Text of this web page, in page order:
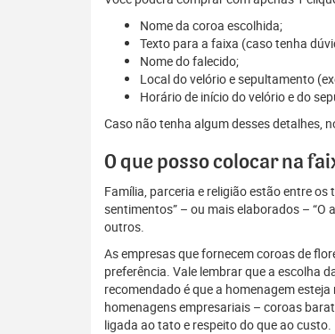
Nome da coroa escolhida;
Texto para a faixa (caso tenha
Nome do falecido;
Local do velório e sepultamento
Horário de início do velório e do
Caso não tenha algum desses detalhes,
O que posso colocar na
Família, parceria e religião estão entre os
sentimentos” – ou mais elaborados – “O
outros.
As empresas que fornecem coroas de
preferência. Vale lembrar que a escolha
recomendado é que a homenagem
homenagens empresariais – coroas
ligada ao tato e respeito do que ao custo.